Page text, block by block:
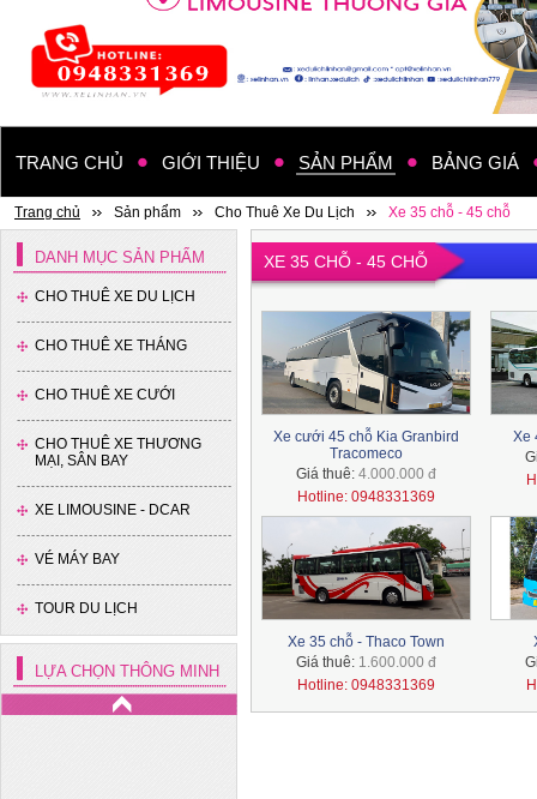
TRANG CHỦ GIỚI THIỆU SẢN PHẨM BẢNG GIÁ
Trang chủ Sản phẩm Cho Thuê Xe Du Lịch Xe 35 chỗ - 45 chỗ
DANH MỤC SẢN PHẨM
CHO THUÊ XE DU LỊCH
CHO THUÊ XE THÁNG
CHO THUÊ XE CƯỚI
CHO THUÊ XE THƯƠNG
MẠI, SÂN BAY
XE LIMOUSINE - DCAR
VÉ MÁY BAY
TOUR DU LỊCH
LỰA CHỌN THÔNG MINH
Xe 45 chỗ - Kia Granbird
Xe 35 chỗ - Thaco
Xe 16 chỗ - Hyundai Solati
XE 35 CHỖ - 45 CHỖ
Xe cưới 45 chỗ Kia Granbird
Tracomeco
Giá thuê: 4.000.000 đ
Hotline: 0948331369
Xe
Xe 35 chỗ - Thaco Town
Giá thuê: 1.600.000 đ
Hotline: 0948331369